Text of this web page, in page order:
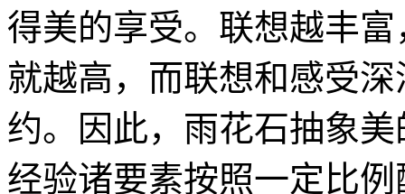
得美的享受。联想越丰
就越高，而联想和感受
约。因此，雨花石抽象
经验诸要素按照一定比